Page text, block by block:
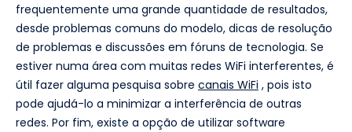
frequentemente uma grande quantidade de resultados,
desde problemas comuns do modelo, dicas de resolução
de problemas e discussões em fóruns de tecnologia. Se
estiver numa área com muitas redes WiFi interferentes, é
útil fazer alguma pesquisa sobre canais WiFi , pois isto
pode ajudá-lo a minimizar a interferência de outras
redes. Por fim, existe a opção de utilizar software